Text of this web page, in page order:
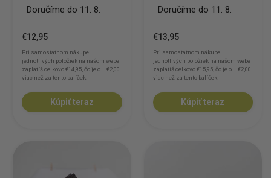
Doručíme do 11. 8.
€12,95
Pri samostatnom nákupe
jednotlivých položiek na našom webe
zaplatíš celkovo€14,95 , čo je o
€2,00
viac než za tento balíček.
Kúpiť teraz
Doručíme do 11. 8.
€13,95
Pri samostatnom nákupe
jednotlivých položiek na našom webe
zaplatíš celkovo€15,95, čo je o
€2,00
viac než za tento balíček.
Kúpiť teraz